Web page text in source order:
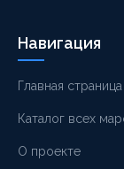
Навигация
Главная страница
Каталог всех
О проекте